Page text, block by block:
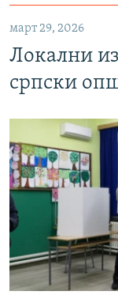
март 29, 2026
Локални
српски